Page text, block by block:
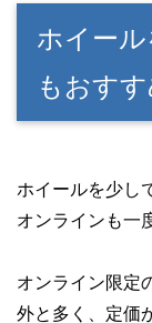
ホイー
もおすす
ホイールを少し
オンラインも一
オンライン限定
外と多く、定価